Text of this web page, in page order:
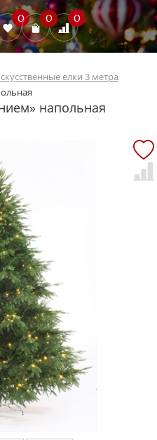
0 0 0
елки 3 метра
напольная